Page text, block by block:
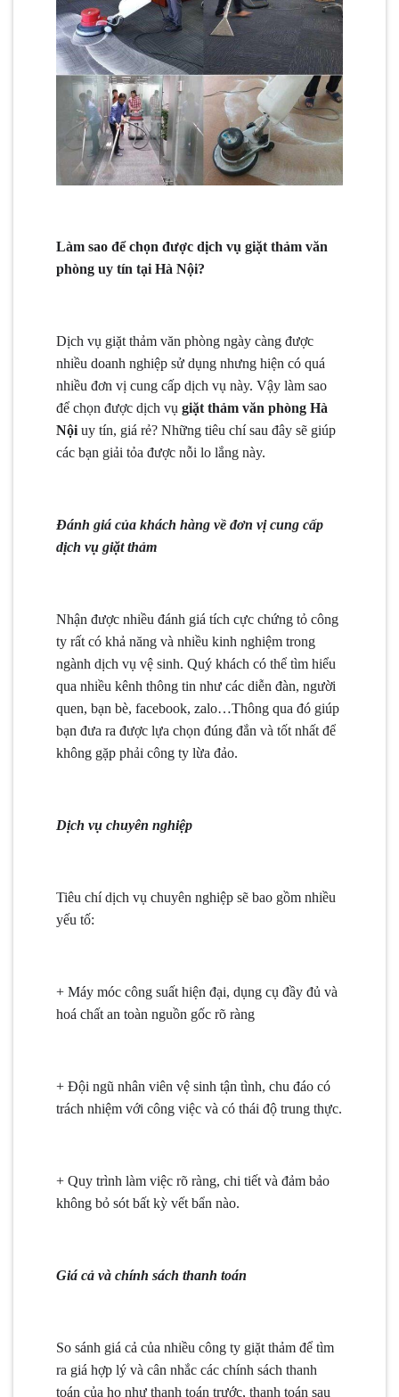
Làm sao để chọn được dịch vụ giặt thảm văn
phòng uy tín tại Hà Nội?
Dịch vụ giặt thảm văn phòng ngày càng được
nhiều doanh nghiệp sử dụng nhưng hiện có quá
nhiều đơn vị cung cấp dịch vụ này. Vậy làm sao
để chọn được dịch vụ giặt thảm văn phòng Hà
Nội uy tín, giá rẻ? Những tiêu chí sau đây sẽ giúp
các bạn giải tỏa được nỗi lo lắng này.
Đánh giá của khách hàng về đơn vị cung cấp
dịch vụ giặt thảm
Nhận được nhiều đánh giá tích cực chứng tỏ công
ty rất có khả năng và nhiều kinh nghiệm trong
ngành dịch vụ vệ sinh. Quý khách có thể tìm hiểu
qua nhiều kênh thông tin như các diễn đàn, người
quen, bạn bè, facebook, zalo…Thông qua đó giúp
bạn đưa ra được lựa chọn đúng đắn và tốt nhất để
không gặp phải công ty lừa đảo.
Dịch vụ chuyên nghiệp
Tiêu chí dịch vụ chuyên nghiệp sẽ bao gồm nhiều
yếu tố:
+ Máy móc công suất hiện đại, dụng cụ đầy đủ và
hoá chất an toàn nguồn gốc rõ ràng
+ Đội ngũ nhân viên vệ sinh tận tình, chu đáo có
trách nhiệm với công việc và có thái độ trung thực.
+ Quy trình làm việc rõ ràng, chi tiết và đảm bảo
không bỏ sót bất kỳ vết bẩn nào.
Giá cả và chính sách thanh toán
So sánh giá cả của nhiều công ty giặt thảm để tìm
ra giá hợp lý và cân nhắc các chính sách thanh
toán của họ như thanh toán trước, thanh toán sau